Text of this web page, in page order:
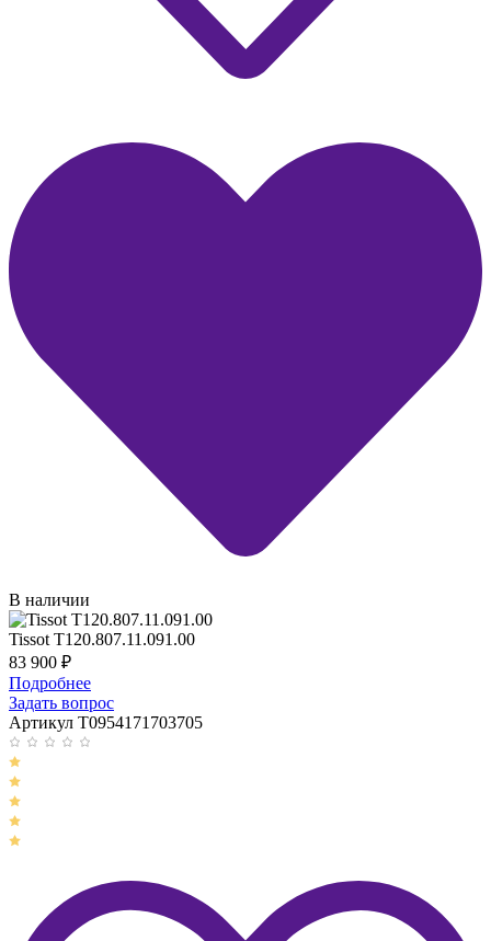
В наличии
Tissot T120.807.11.091.00
83 900 ₽
Подробнее
Задать вопрос
Артикул T0954171703705